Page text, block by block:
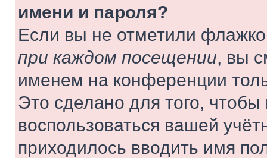
имени и пароля?
Если вы не отметили
при каждом посещении, вы
именем на конференции
Это сделано для того, чтобы
воспользоваться вашей
приходилось вводить имя